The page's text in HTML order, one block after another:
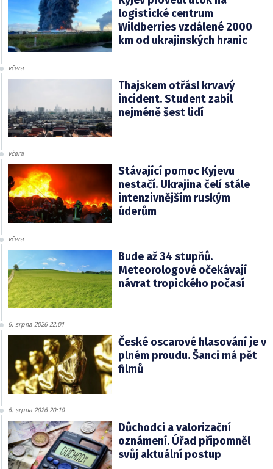
logistické centrum
Wildberries vzdálené 2000
km od ukrajinských hranic
včera
Thajskem otřásl krvavý
incident. Student zabil
nejméně šest lidí
včera
Stávající pomoc Kyjevu
nestačí. Ukrajina čelí stále
intenzivnějším ruským
úderům
včera
Bude až 34 stupňů.
Meteorologové očekávají
návrat tropického počasí
6. srpna 2026 22:01
České oscarové hlasování je v
plném proudu. Šanci má pět
filmů
6. srpna 2026 20:10
Důchodci a valorizační
oznámení. Úřad připomněl
svůj aktuální postup